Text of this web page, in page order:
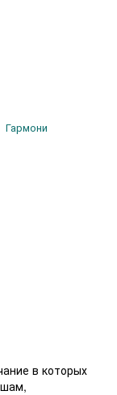
в которых
Гармони